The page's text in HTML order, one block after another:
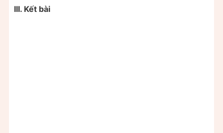
III. Kết bài